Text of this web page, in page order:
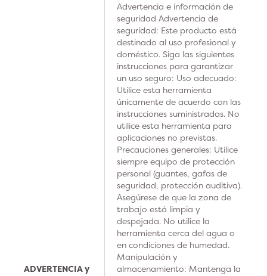
ADVERTENCIA y
Advertencia e información de
seguridad Advertencia de
seguridad: Este producto está
destinado al uso profesional y
doméstico. Siga las siguientes
instrucciones para garantizar
un uso seguro: Uso adecuado:
Utilice esta herramienta
únicamente de acuerdo con las
instrucciones suministradas. No
utilice esta herramienta para
aplicaciones no previstas.
Precauciones generales: Utilice
siempre equipo de protección
personal (guantes, gafas de
seguridad, protección auditiva).
Asegúrese de que la zona de
trabajo está limpia y
despejada. No utilice la
herramienta cerca del agua o
en condiciones de humedad.
Manipulación y
almacenamiento: Mantenga la